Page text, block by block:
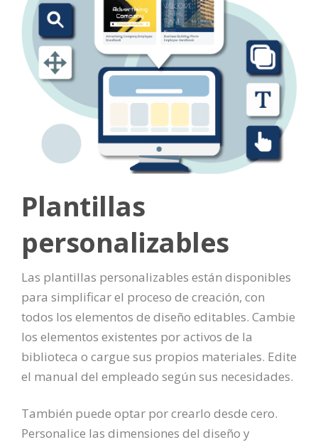
Plantillas
personalizables
Las plantillas personalizables están disponibles
para simplificar el proceso de creación, con
todos los elementos de diseño editables. Cambie
los elementos existentes por activos de la
biblioteca o cargue sus propios materiales. Edite
el manual del empleado según sus necesidades.
También puede optar por crearlo desde cero.
Personalice las dimensiones del diseño y